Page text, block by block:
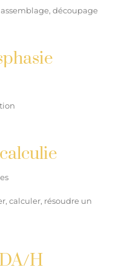
découpage
calculer, résoudre un
H